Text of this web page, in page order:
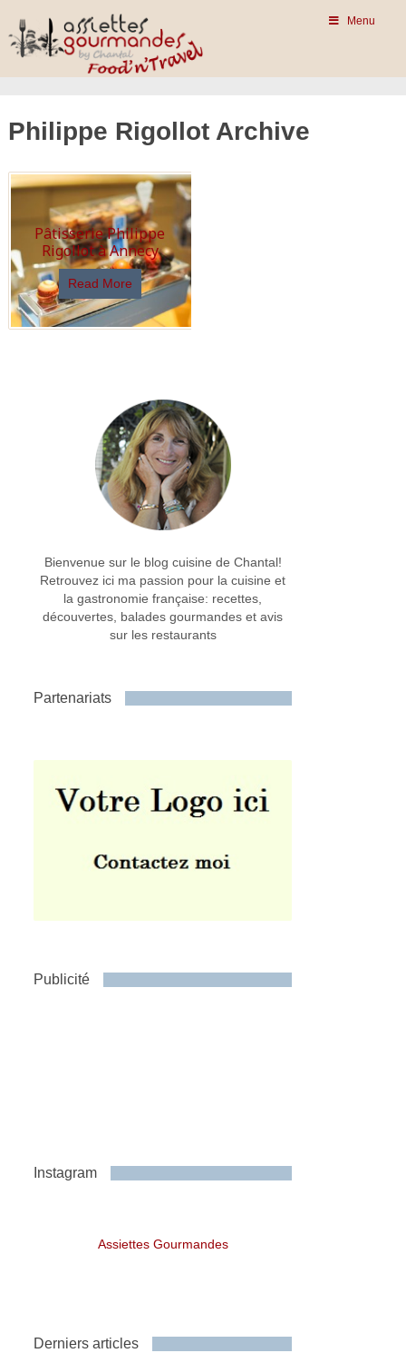
Menu
Philippe Rigollot Archive
Pâtisserie Philippe
Rigollot à Annecy
Read More
Bienvenue sur le blog cuisine de Chantal!
Retrouvez ici ma passion pour la cuisine et
la gastronomie française: recettes,
découvertes, balades gourmandes et avis
sur les restaurants
Partenariats
Publicité
Instagram
Assiettes Gourmandes
Derniers articles